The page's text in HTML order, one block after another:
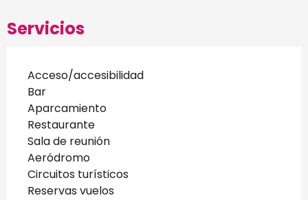
Servicios
Acceso/accesibilidad
Bar
Aparcamiento
Restaurante
Sala de reunión
Aeródromo
Circuitos turísticos
Reservas vuelos